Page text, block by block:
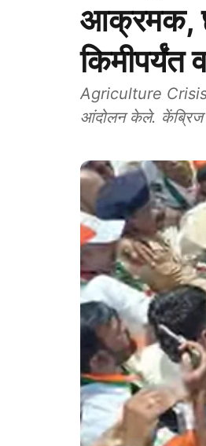
आक्रमक,
किमीपर्यंत
Agriculture Crisis:
आंदोलन केले. केंब्रिज